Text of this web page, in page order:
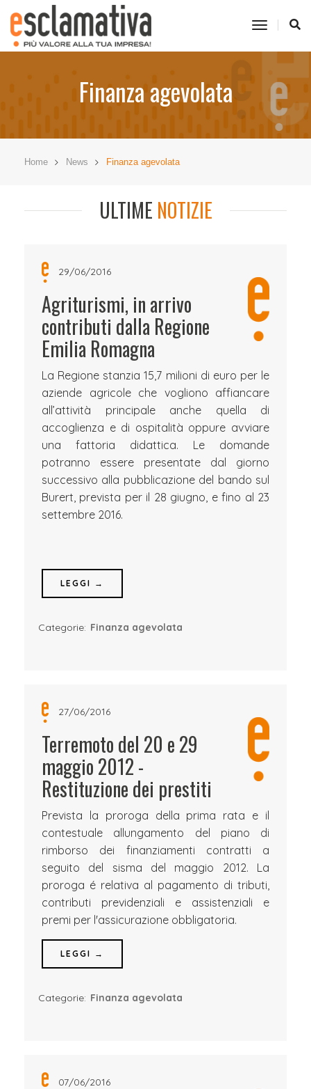
toggle
Finanza agevolata
Home News Finanza agevolata
ULTIME NOTIZIE
29/06/2016
Agriturismi, in arrivo
contributi dalla Regione
Emilia Romagna
La Regione stanzia 15,7 milioni di euro per le
aziende agricole che vogliono affiancare
all’attività principale anche quella di
accoglienza e di ospitalità oppure avviare
una fattoria didattica. Le domande
potranno essere presentate dal giorno
successivo alla pubblicazione del bando sul
Burert, prevista per il 28 giugno, e fino al 23
settembre 2016.
LEGGI →
Categorie: Finanza agevolata
27/06/2016
Terremoto del 20 e 29
maggio 2012 -
Restituzione dei prestiti
Prevista la proroga della prima rata e il
contestuale allungamento del piano di
rimborso dei finanziamenti contratti a
seguito del sisma del maggio 2012. La
proroga é relativa al pagamento di tributi,
contributi previdenziali e assistenziali e
premi per l'assicurazione obbligatoria.
LEGGI →
Categorie: Finanza agevolata
07/06/2016